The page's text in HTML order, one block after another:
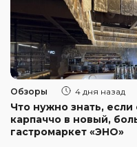
Обзоры 4 дня назад
Что нужно знать,
карпаччо в новый,
гастромаркет «ЭНО»